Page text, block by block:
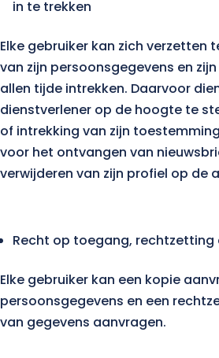
in te trekken
Elke gebruiker kan zich verzetten
van zijn persoonsgegevens en
allen tijde intrekken. Daarvoor
dienstverlener op de hoogte te
of intrekking van zijn
voor het ontvangen van
verwijderen van zijn profiel op de
Recht op toegang, rechtzetting
Elke gebruiker kan een kopie
persoonsgegevens en een
van gegevens aanvragen.